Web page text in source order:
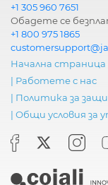
+1 305 960 7651
Обадете се
+1 800 975 1865
Начална страница
| Работете с нас
| Политика за
| Общи условия за